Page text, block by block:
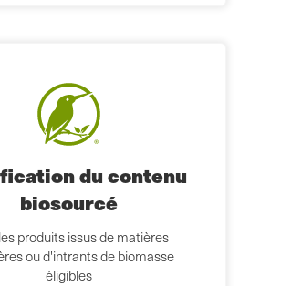
du contenu
biosourcé
produits issus de matières
ou d'intrants de biomasse
éligibles